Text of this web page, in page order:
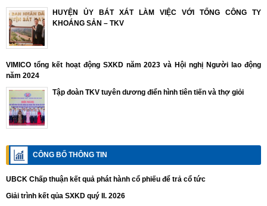
HUYỆN ỦY BÁT XÁT LÀM VIỆC VỚI TỔNG CÔNG TY
KHOÁNG SẢN – TKV
VIMICO tổng kết hoạt động SXKD năm 2023 và Hội nghị Người lao động
năm 2024
Tập đoàn TKV tuyên dương điển hình tiên tiến và thợ giỏi
CÔNG BỐ THÔNG TIN
UBCK Chấp thuận kết quả phát hành cổ phiếu để trả cổ tức
Giải trình kết qủa SXKD quý II. 2026